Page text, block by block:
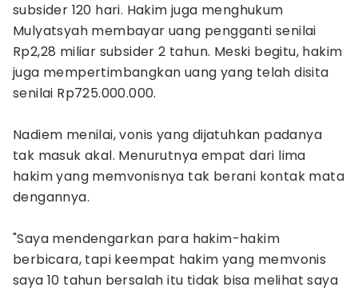
subsider 120 hari. Hakim juga menghukum
Mulyatsyah membayar uang pengganti senilai
Rp2,28 miliar subsider 2 tahun. Meski begitu, hakim
juga mempertimbangkan uang yang telah disita
senilai Rp725.000.000.
Nadiem menilai, vonis yang dijatuhkan padanya
tak masuk akal. Menurutnya empat dari lima
hakim yang memvonisnya tak berani kontak mata
dengannya.
"Saya mendengarkan para hakim-hakim
berbicara, tapi keempat hakim yang memvonis
saya 10 tahun bersalah itu tidak bisa melihat saya